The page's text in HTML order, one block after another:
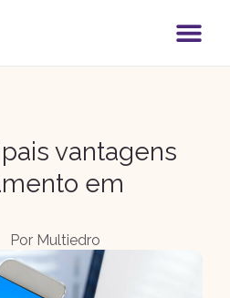
vantagens
em
Por Multiedro